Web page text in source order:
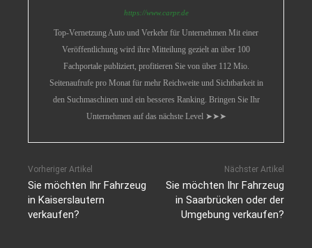
https://www.carpr.de
Top-Vernetzung Auto und Verkehr für Unternehmen Mit einer
Veröffentlichung wird ihre Mitteilung gezielt an über 100
Fachportale publiziert, profitieren Sie von über 112 Mio.
Seitenaufrufe pro Monat für mehr Reichweite und Sichtbarkeit in
den Suchmaschinen und ein besseres Ranking. Bringen Sie Ihr
Unternehmen auf das nächste Level ➤➤➤
Vorheriger Artikel
Sie möchten Ihr Fahrzeug
in Kaiserslautern
verkaufen?
Nächster Artikel
Sie möchten Ihr Fahrzeug
in Saarbrücken oder der
Umgebung verkaufen?